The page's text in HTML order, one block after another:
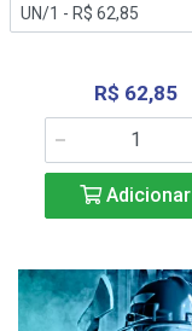
R$ 62,85
Adicionar